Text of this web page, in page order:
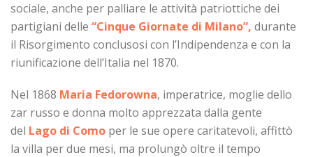
sociale, anche per palliare le attività patriottiche dei
partigiani delle “Cinque Giornate di Milano”, durante
il Risorgimento conclusosi con l’Indipendenza e con la
riunificazione dell’Italia nel 1870.
Nel 1868 Maria Fedorowna, imperatrice, moglie dello
zar russo e donna molto apprezzata dalla gente
del Lago di Como per le sue opere caritatevoli, affittò
la villa per due mesi, ma prolungò oltre il tempo